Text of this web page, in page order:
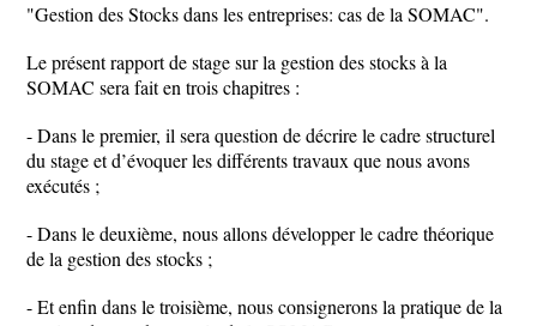
"Gestion des Stocks dans les entreprises: cas de la SOMAC".
Le présent rapport de stage sur la gestion des stocks à la
SOMAC sera fait en trois chapitres :
- Dans le premier, il sera question de décrire le cadre structurel
du stage et d’évoquer les différents travaux que nous avons
exécutés ;
- Dans le deuxième, nous allons développer le cadre théorique
de la gestion des stocks ;
- Et enfin dans le troisième, nous consignerons la pratique de la